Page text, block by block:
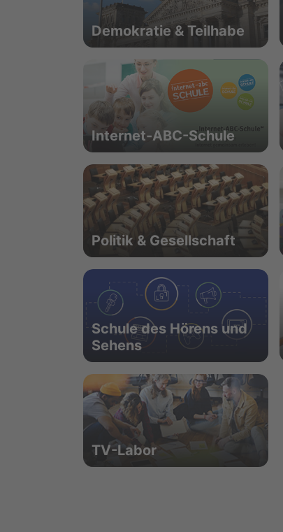
Demokratie & Teilhabe
Internet-ABC-Schule
Politik & Gesellschaft
Schule des Hörens und
Sehens
TV-Labor